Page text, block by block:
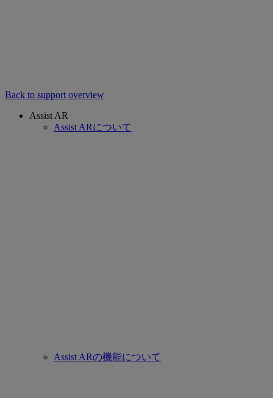
Back to support overview
Assist AR
Assist ARについて
Assist ARの機能について